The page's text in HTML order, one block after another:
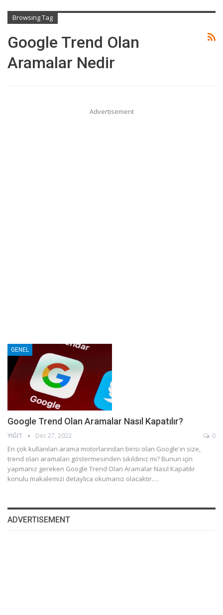
Browsing Tag
Google Trend Olan
Aramalar Nedir
Advertisement
GENEL
Google Trend Olan Aramalar Nasıl Kapatılır?
YIĞIT Dec 27, 2022 0
En çok kullanılan arama motorlarından birisi olan Google'ın size,
trend olan aramaları göstermesinden sıkıldınız mı? Bunun için
yapmanız gereken Google Trend Olan Aramalar Nasıl Kapatılır
konulu makalemizi detaylıca okumanız olacaktır.…
ADVERTISEMENT